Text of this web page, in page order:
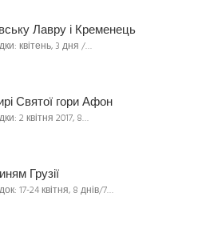
Лавру і Кременець
квітень, 3 дня /…
Святої гори Афон
2 квітня 2017, 8…
Грузії
17-24 квітня, 8 днів/7…